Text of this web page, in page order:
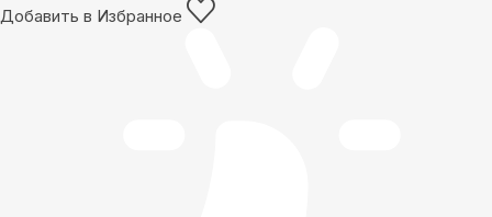
Добавить в Избранное